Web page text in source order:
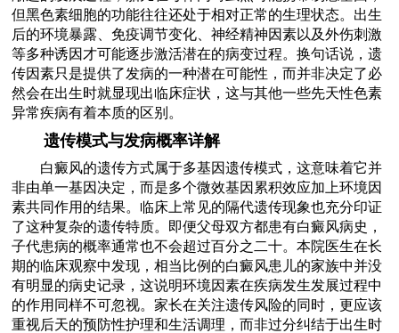
但黑色素细胞的功能往往还处于相对正常的生理状态。出生
后的环境暴露、免疫调节变化、神经精神因素以及外伤刺激
等多种诱因才可能逐步激活潜在的病变过程。换句话说，遗
传因素只是提供了发病的一种潜在可能性，而并非决定了必
然会在出生时就显现出临床症状，这与其他一些先天性色素
异常疾病有着本质的区别。
遗传模式与发病概率详解
白癜风的遗传方式属于多基因遗传模式，这意味着它并
非由单一基因决定，而是多个微效基因累积效应加上环境因
素共同作用的结果。临床上常见的隔代遗传现象也充分印证
了这种复杂的遗传特质。即便父母双方都患有白癜风病史，
子代患病的概率通常也不会超过百分之二十。本院医生在长
期的临床观察中发现，相当比例的白癜风患儿的家族中并没
有明显的病史记录，这说明环境因素在疾病发生发展过程中
的作用同样不可忽视。家长在关注遗传风险的同时，更应该
重视后天的预防性护理和生活调理，而非过分纠结于出生时